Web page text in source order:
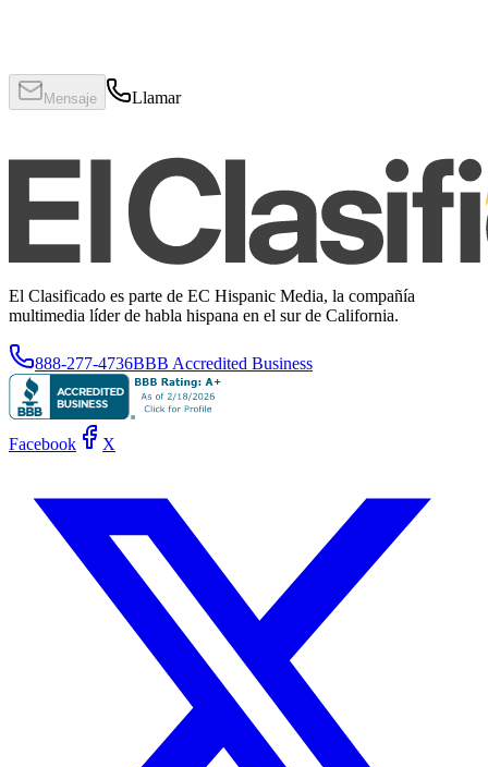
Mensaje Llamar
El Clasificado es parte de EC Hispanic Media, la compañía
multimedia líder de habla hispana en el sur de California.
888-277-4736BBB Accredited Business
Facebook X